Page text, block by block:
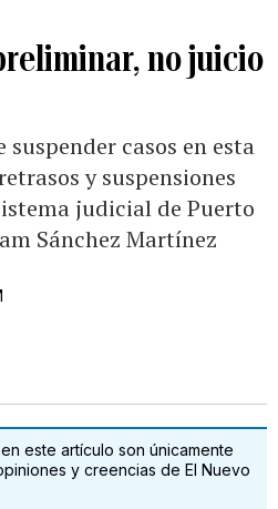
no juicio
casos en esta
y suspensiones
judicial de Puerto
Sánchez Martínez
este artículo son únicamente
y creencias de El Nuevo